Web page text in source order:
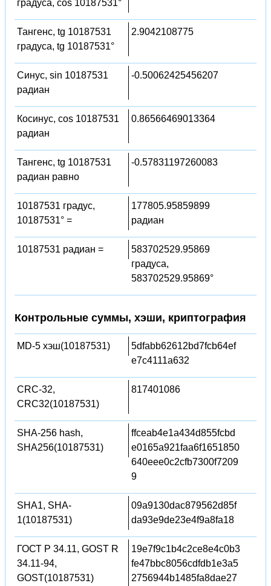
градуса, cos 10187531°
Тангенс, tg 10187531
градуса, tg 10187531°
2.9042108775
Синус, sin 10187531
радиан
-0.50062425456207
Косинус, cos 10187531
радиан
0.86566469013364
Тангенс, tg 10187531
радиан равно
-0.57831197260083
10187531 градус,
10187531° =
177805.95859899
радиан
10187531 радиан =
583702529.95869
градуса,
583702529.95869°
Контрольные суммы, хэши, криптография
MD-5 хэш(10187531)
5dfabb62612bd7fcb64ef
e7c4111a632
CRC-32,
CRC32(10187531)
817401086
SHA-256 hash,
SHA256(10187531)
ffceab4e1a434d855fcbd
e0165a921faa6f1651850
640eee0c2cfb7300f7209
9
SHA1, SHA-
1(10187531)
09a9130dac879562d85f
da93e9de23e4f9a8fa18
ГОСТ Р 34.11, GOST R
34.11-94,
GOST(10187531)
19e7f9c1b4c2ce8e4c0b3
fe47bbc8056cdfdb1e3a5
2756944b1485fa8dae27